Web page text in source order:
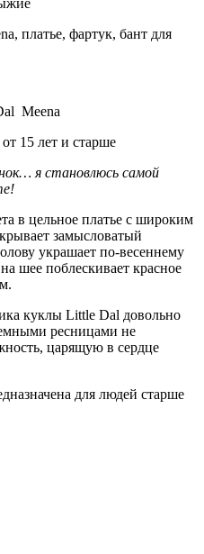
платье, фартук, бант для
Meena
15 лет и старше
я становлюсь самой
в цельное платье с широким
замысловатый
украшает по-весеннему
шее поблескивает красное
куклы Little Dal довольно
ресницами не
царящую в сердце
для людей старше